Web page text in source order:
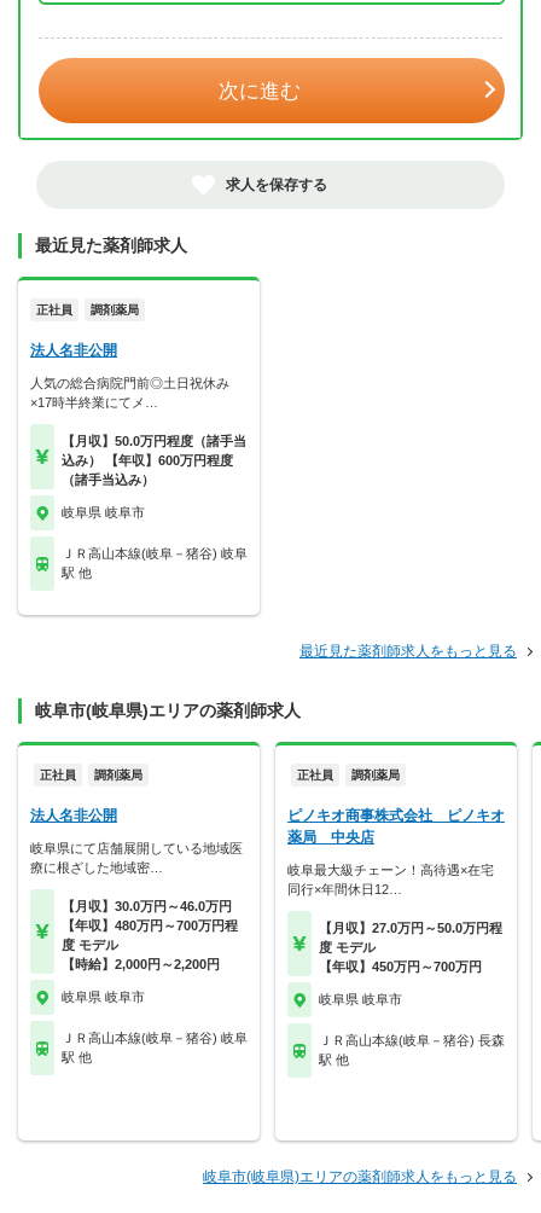
次に進む
求人を保存する
最近見た薬剤師求人
正社員 調剤薬局
法人名非公開
人気の総合病院門前◎土日祝休み
×17時半終業にてメ…
【月収】50.0万円程度（諸手当
込み） 【年収】600万円程度
（諸手当込み）
岐阜県 岐阜市
ＪＲ高山本線(岐阜－猪谷) 岐阜
駅 他
最近見た薬剤師求人をもっと見る
岐阜市(岐阜県)エリアの薬剤師求人
正社員 調剤薬局
法人名非公開
岐阜県にて店舗展開している地域医
療に根ざした地域密…
【月収】30.0万円～46.0万円
【年収】480万円～700万円程
度 モデル
【時給】2,000円～2,200円
岐阜県 岐阜市
ＪＲ高山本線(岐阜－猪谷) 岐阜
駅 他
正社員 調剤薬局
ピノキオ商事株式会社 ピノキオ
薬局 中央店
岐阜最大級チェーン！高待遇×在宅
同行×年間休日12…
【月収】27.0万円～50.0万円程
度 モデル
【年収】450万円～700万円
岐阜県 岐阜市
ＪＲ高山本線(岐阜－猪谷) 長森
駅 他
岐阜市(岐阜県)エリアの薬剤師求人をもっと見る